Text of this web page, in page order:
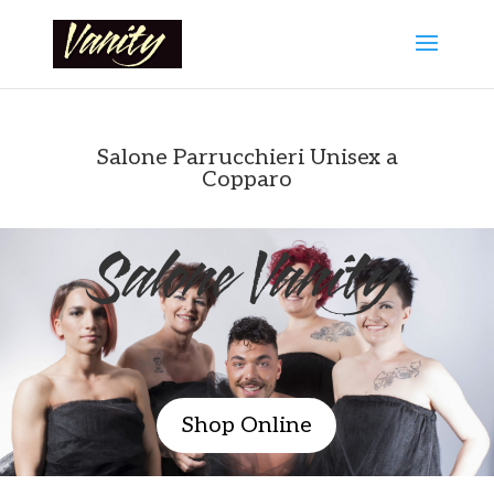
Salone Parrucchieri Unisex a
Copparo
Salone Vanity
Shop Online